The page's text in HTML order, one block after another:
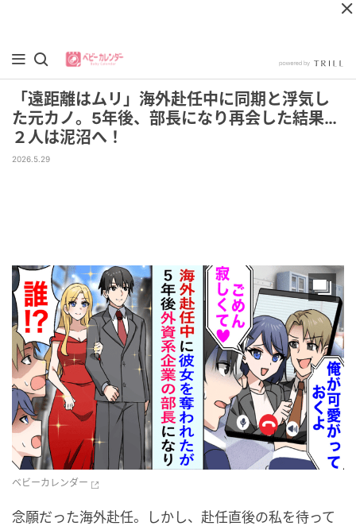
「遠距離はムリ」海外赴任中に同期と浮気し
た元カノ。5年後、部長になり再会した結果…
２人は泥沼へ！
2026.5.29
ベビーカレンダー
念願だった海外赴任。しかし、赴任直後の私を待って